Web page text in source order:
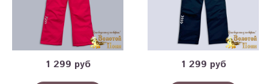
1 299 руб
1 299 руб